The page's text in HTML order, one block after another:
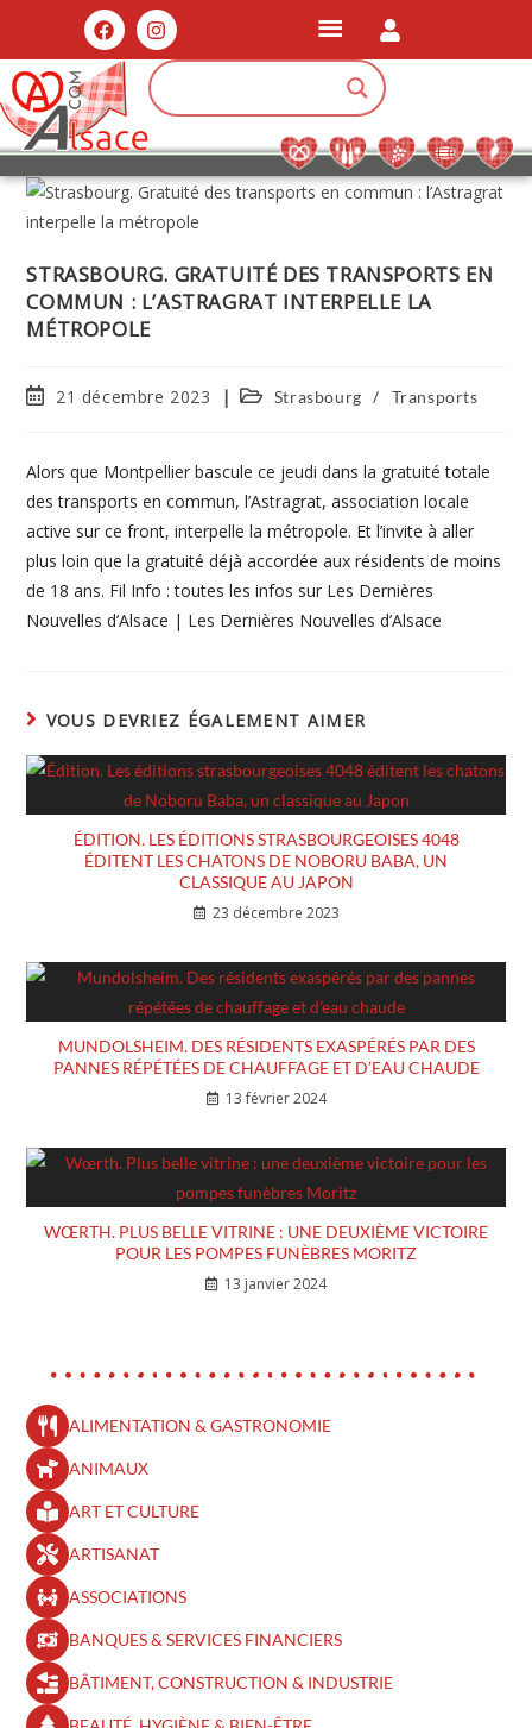
STRASBOURG. GRATUITÉ DES TRANSPORTS EN
COMMUN : L’ASTRAGRAT INTERPELLE LA
MÉTROPOLE
21 décembre 2023 Strasbourg / Transports
Alors que Montpellier bascule ce jeudi dans la gratuité totale
des transports en commun, l’Astragrat, association locale
active sur ce front, interpelle la métropole. Et l’invite à aller
plus loin que la gratuité déjà accordée aux résidents de moins
de 18 ans. Fil Info : toutes les infos sur Les Dernières
Nouvelles d’Alsace | Les Dernières Nouvelles d’Alsace
VOUS DEVRIEZ ÉGALEMENT AIMER
ÉDITION. LES ÉDITIONS STRASBOURGEOISES 4048
ÉDITENT LES CHATONS DE NOBORU BABA, UN
CLASSIQUE AU JAPON
23 décembre 2023
MUNDOLSHEIM. DES RÉSIDENTS EXASPÉRÉS PAR DES
PANNES RÉPÉTÉES DE CHAUFFAGE ET D’EAU CHAUDE
13 février 2024
WŒRTH. PLUS BELLE VITRINE : UNE DEUXIÈME VICTOIRE
POUR LES POMPES FUNÈBRES MORITZ
13 janvier 2024
ALIMENTATION & GASTRONOMIE
ANIMAUX
ART ET CULTURE
ARTISANAT
ASSOCIATIONS
BANQUES & SERVICES FINANCIERS
BÂTIMENT, CONSTRUCTION & INDUSTRIE